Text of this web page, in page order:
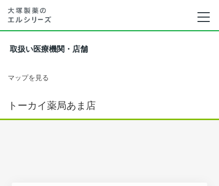
取扱い医療機関・店舗
マップを見る
トーカイ薬局あま店